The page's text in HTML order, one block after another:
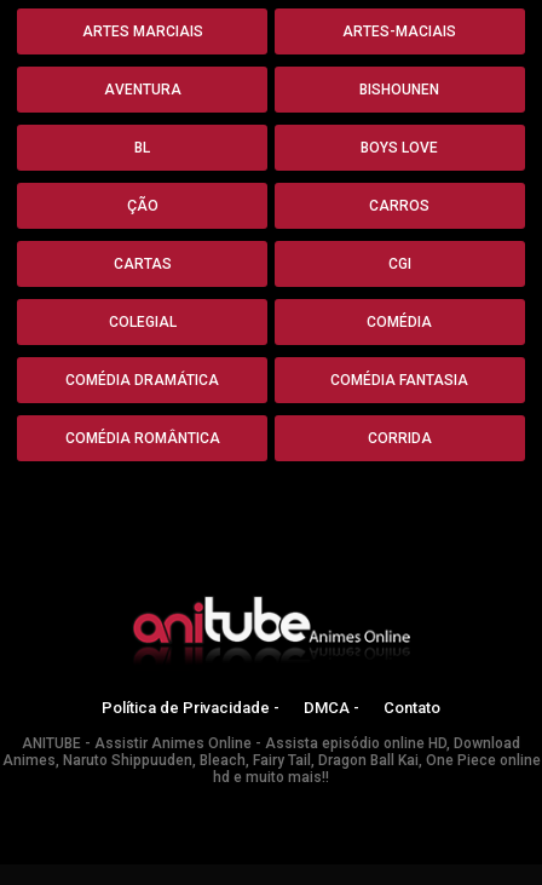
ARTES MARCIAIS ARTES-MACIAIS
AVENTURA BISHOUNEN
BL BOYS LOVE
ÇÃO CARROS
CARTAS CGI
COLEGIAL COMÉDIA
COMÉDIA DRAMÁTICA COMÉDIA FANTASIA
COMÉDIA ROMÂNTICA CORRIDA
Política de Privacidade - DMCA - Contato
ANITUBE - Assistir Animes Online - Assista episódio online HD, Download
Animes, Naruto Shippuuden, Bleach, Fairy Tail, Dragon Ball Kai, One Piece online
hd e muito mais!!